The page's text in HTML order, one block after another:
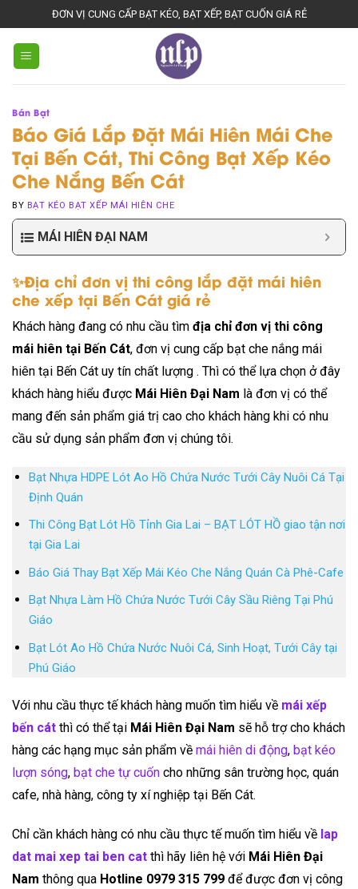
to
content
ĐƠN VỊ CUNG CẤP BẠT KÉO, BẠT XẾP, BẠT CUỐN GIÁ RẺ
Bán Bạt
Báo Giá Lắp Đặt Mái Hiên Mái Che
Tại Bến Cát, Thi Công Bạt Xếp Kéo
Che Nắng Bến Cát
BY BẠT KÉO BẠT XẾP MÁI HIÊN CHE
MÁI HIÊN ĐẠI NAM
✨Địa chỉ đơn vị thi công lắp đặt mái hiên
che xếp tại Bến Cát giá rẻ
Khách hàng đang có nhu cầu tìm địa chỉ đơn vị thi công
mái hiên tại Bến Cát, đơn vị cung cấp bạt che nắng mái
hiên tại Bến Cát uy tín chất lượng . Thì có thể lựa chọn ở đây
khách hàng hiểu được Mái Hiên Đại Nam là đơn vị có thể
mang đến sản phẩm giá trị cao cho khách hàng khi có nhu
cầu sử dụng sản phẩm đơn vị chúng tôi.
Bạt Nhựa HDPE Lót Ao Hồ Chứa Nước Tưới Cây Nuôi Cá Tại
Định Quán
Thi Công Bạt Lót Hồ Tỉnh Gia Lai – BẠT LÓT HỒ giao tận nơi
tại Gia Lai
Báo Giá Thay Bạt Xếp Mái Kéo Che Nắng Quán Cà Phê-Cafe
Bạt Nhựa Làm Hồ Chứa Nước Tưới Cây Sầu Riêng Tại Phú
Giáo
Bạt Lót Ao Hồ Chứa Nước Nuôi Cá, Sinh Hoạt, Tưới Cây tại
Phú Giáo
Với nhu cầu thực tế khách hàng muốn tìm hiểu về mái xếp
bến cát thì có thể tại Mái Hiên Đại Nam sẽ hỗ trợ cho khách
hàng các hạng mục sản phẩm về mái hiên di động, bạt kéo
lượn sóng, bạt che tự cuốn cho những sân trường học, quán
cafe, nhà hàng, công ty xí nghiệp tại Bến Cát.
Chỉ cần khách hàng có nhu cầu thực tế muốn tìm hiểu về lap
dat mai xep tai ben cat thì hãy liên hệ với Mái Hiên Đại
Nam thông qua Hotline 0979 315 799 để được đơn vị công